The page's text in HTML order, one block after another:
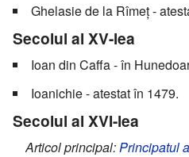
Ghelasie de la Rîmeț -
Secolul al XV-lea
Ioan din Caffa - în
Ioanichie - atestat în 1479.
Secolul al XVI-lea
Articol principal:Principatul